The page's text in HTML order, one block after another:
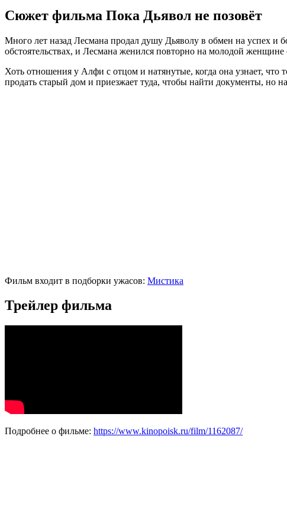
Сюжет фильма Пока Дьявол не позовёт
Много лет назад Лесмана продал душу Дьяволу в обмен на успех и
обстоятельствах, и Лесмана женился повторно на молодой женщине
Хоть отношения у Алфи с отцом и натянутые, когда она узнает, что
продать старый дом и приезжает туда, чтобы найти документы, но
Фильм входит в подборки ужасов: Мистика
Трейлер фильма
Подробнее о фильме: https://www.kinopoisk.ru/film/1162087/